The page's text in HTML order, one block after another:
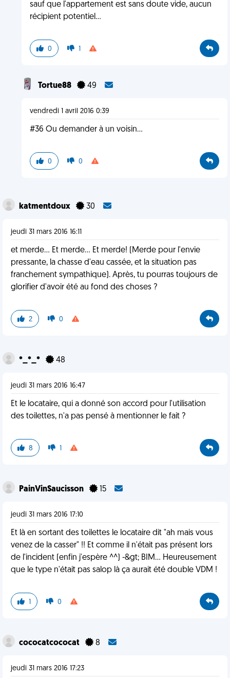
sauf que l'appartement est sans doute vide, aucun
récipient potentiel...
0 1
Tortue88 49
vendredi 1 avril 2016 0:39
#36 Ou demander à un voisin...
0 0
katmentdoux 30
jeudi 31 mars 2016 16:11
et merde... Et merde... Et merde! (Merde pour l'envie
pressante, la chasse d'eau cassée, et la situation pas
franchement sympathique). Après, tu pourras toujours de
glorifier d'avoir été au fond des choses ?
2 0
*_*_* 48
jeudi 31 mars 2016 16:47
Et le locataire, qui a donné son accord pour l'utilisation
des toilettes, n'a pas pensé à mentionner le fait ?
8 1
PainVinSaucisson 15
jeudi 31 mars 2016 17:10
Et là en sortant des toilettes le locataire dit "ah mais vous
venez de la casser" !! Et comme il n'était pas présent lors
de l'incident (enfin j'espère ^^) -&gt; BIM... Heureusement
que le type n'était pas salop là ça aurait été double VDM !
1 0
cococatcococat 8
jeudi 31 mars 2016 17:23